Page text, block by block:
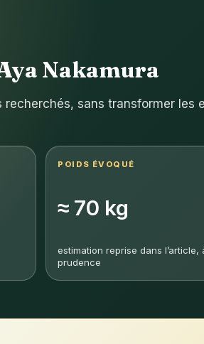
Nakamura
sans transformer les
POIDS ÉVOQUÉ
≈ 70 kg
estimation reprise dans l’article,
prudence